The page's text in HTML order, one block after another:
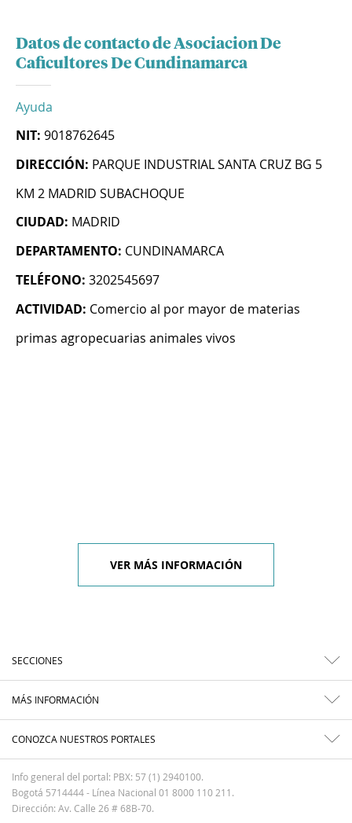
Datos de contacto de Asociacion De
Caficultores De Cundinamarca
Ayuda
NIT: 9018762645
DIRECCIÓN: PARQUE INDUSTRIAL SANTA CRUZ BG 5
KM 2 MADRID SUBACHOQUE
CIUDAD: MADRID
DEPARTAMENTO: CUNDINAMARCA
TELÉFONO: 3202545697
ACTIVIDAD: Comercio al por mayor de materias
primas agropecuarias animales vivos
VER MÁS INFORMACIÓN
SECCIONES
MÁS INFORMACIÓN
CONOZCA NUESTROS PORTALES
Info general del portal: PBX: 57 (1) 2940100.
Bogotá 5714444 - Línea Nacional 01 8000 110 211.
Dirección: Av. Calle 26 # 68B-70.